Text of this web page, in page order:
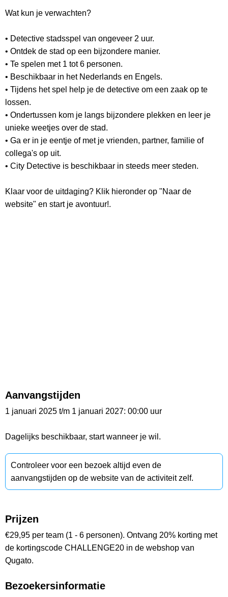
Wat kun je verwachten?
• Detective stadsspel van ongeveer 2 uur.
• Ontdek de stad op een bijzondere manier.
• Te spelen met 1 tot 6 personen.
• Beschikbaar in het Nederlands en Engels.
• Tijdens het spel help je de detective om een zaak op te
lossen.
• Ondertussen kom je langs bijzondere plekken en leer je
unieke weetjes over de stad.
• Ga er in je eentje of met je vrienden, partner, familie of
collega's op uit.
• City Detective is beschikbaar in steeds meer steden.
Klaar voor de uitdaging? Klik hieronder op "Naar de
website" en start je avontuur!.
Aanvangstijden
1 januari 2025 t/m 1 januari 2027: 00:00 uur
Dagelijks beschikbaar, start wanneer je wil.
Controleer voor een bezoek altijd even de
aanvangstijden op de website van de activiteit zelf.
Prijzen
€29,95 per team (1 - 6 personen). Ontvang 20% korting met
de kortingscode CHALLENGE20 in de webshop van
Qugato.
Bezoekersinformatie